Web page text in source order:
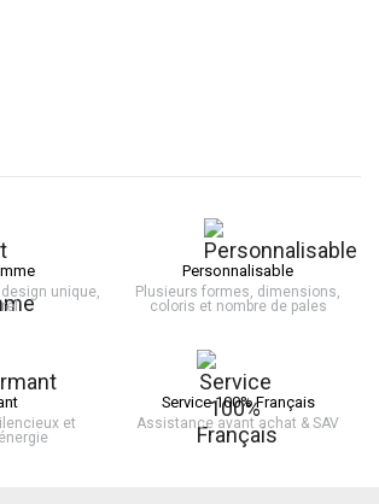
unique,
Personnalisable
Plusieurs formes, dimensions,
coloris et nombre de pales
et
Service 100% Français
Assistance avant achat & SAV